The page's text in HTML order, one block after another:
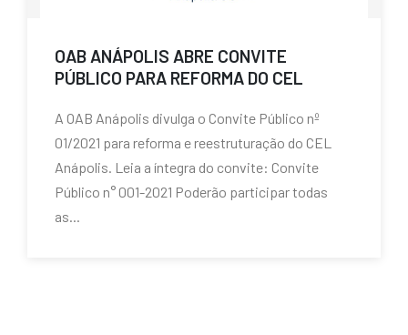
OAB ANÁPOLIS ABRE CONVITE
PÚBLICO PARA REFORMA DO CEL
A OAB Anápolis divulga o Convite Público nº
01/2021 para reforma e reestruturação do CEL
Anápolis. Leia a íntegra do convite: Convite
Público n° 001-2021 Poderão participar todas
as...